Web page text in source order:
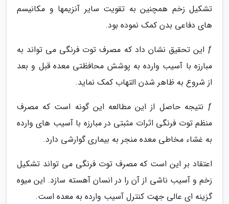
تشکیل زخم همچنین به تقویت سایر آنزیمها و مکانیسم
های دفاعی بدن کمک نموده بود.
ƒ این تحقیق نشان داد که مصرف توت فرنگی می تواند به
مبارزه با آسیب وارده به پوشش محافظتی معده قبل و بعد
از شروع به ظاهر شدن التهاب کمک نماید.
ƒ نتیجه حاصل از این مطالعه این گونه است که مصرف
منظم توت فرنگی اثرات مثبتی در مبارزه با آسیب های وارده
به غشاء مخاطی معده منجر به بیماری گوارشی دارد.
اعتقاد بر این است که مصرف توت فرنگی می تواند تشکیل
زخم و آسیب ناشی از آن را در انسان آهسته سازد. این میوه
گزینه ای عالی جهت کنترل آسیب وارده به معده است.